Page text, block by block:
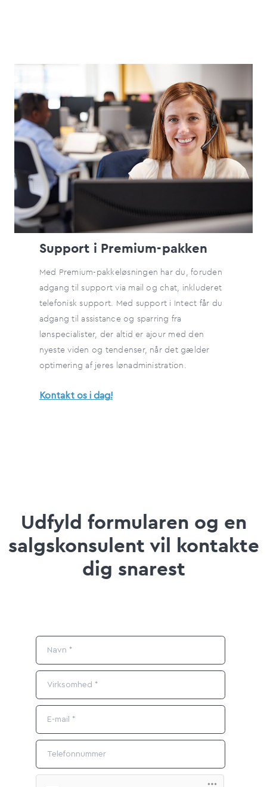
Support i Premium-pakken
Med Premium-pakkeløsningen har du, foruden
adgang til support via mail og chat, inkluderet
telefonisk support. Med support i Intect får du
adgang til assistance og sparring fra
lønspecialister, der altid er ajour med den
nyeste viden og tendenser, når det gælder
optimering af jeres lønadministration.
Kontakt os i dag!
Udfyld formularen og en
salgskonsulent vil kontakte
dig snarest